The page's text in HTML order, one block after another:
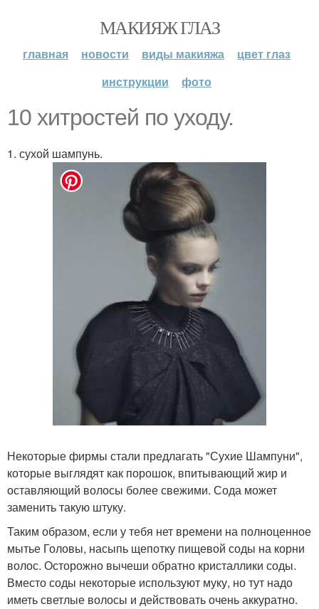
МАКИЯЖ ГЛАЗ
главная новости виды макияжа
цвет глаз
инструкции
фото
10 хитростей по уходу.
1. сухой шампунь.
Некоторые фирмы стали предлагать "Сухие Шампуни",
которые выглядят как порошок, впитывающий жир и
оставляющий волосы более свежими. Сода может
заменить такую штуку.
Таким образом, если у тебя нет времени на полноценное
мытье Головы, насыпь щепотку пищевой соды на корни
волос. Осторожно вычеши обратно кристаллики соды.
Вместо соды некоторые используют муку, но тут надо
иметь светлые волосы и действовать очень аккуратно.